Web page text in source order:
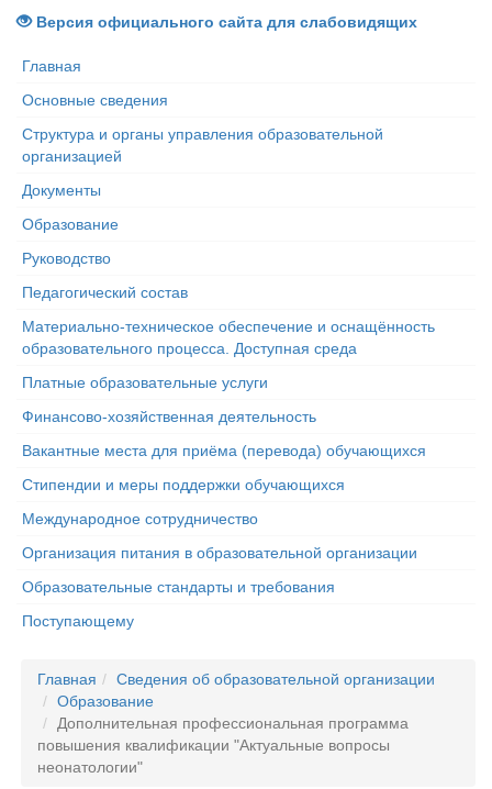
Версия официального сайта для слабовидящих
Главная
Основные сведения
Структура и органы управления образовательной
организацией
Документы
Образование
Руководство
Педагогический состав
Материально-техническое обеспечение и оснащённость
образовательного процесса. Доступная среда
Платные образовательные услуги
Финансово-хозяйственная деятельность
Вакантные места для приёма (перевода) обучающихся
Стипендии и меры поддержки обучающихся
Международное сотрудничество
Организация питания в образовательной организации
Образовательные стандарты и требования
Поступающему
Главная
Сведения об образовательной организации
Образование
Дополнительная профессиональная программа
повышения квалификации "Актуальные вопросы
неонатологии"